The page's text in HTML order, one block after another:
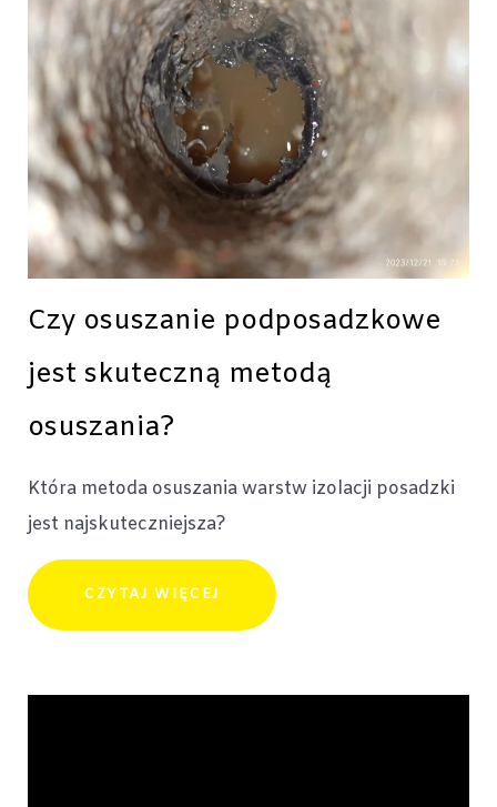
Czy osuszanie podposadzkowe
jest skuteczną metodą
osuszania?
Która metoda osuszania warstw izolacji posadzki
jest najskuteczniejsza?
CZYTAJ WIĘCEJ